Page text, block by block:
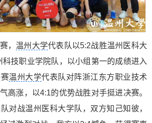
， 温州大学代表队以5:2战胜温州医科大
科技职业学院队，以小组第一的成绩进入
温州大学代表队对阵浙江东方职业技术
高涨，以4:1的优势战胜对手挺进决赛。
对战温州医科大学队，双方知己知彼，